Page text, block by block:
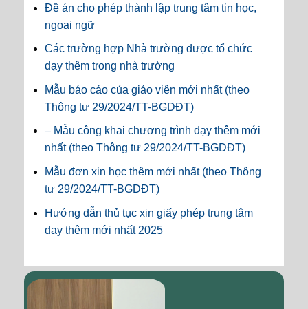
Đề án cho phép thành lập trung tâm tin học,
ngoại ngữ
Các trường hợp Nhà trường được tổ chức
dạy thêm trong nhà trường
Mẫu báo cáo của giáo viên mới nhất (theo
Thông tư 29/2024/TT-BGDĐT)
– Mẫu công khai chương trình dạy thêm mới
nhất (theo Thông tư 29/2024/TT-BGDĐT)
Mẫu đơn xin học thêm mới nhất (theo Thông
tư 29/2024/TT-BGDĐT)
Hướng dẫn thủ tục xin giấy phép trung tâm
dạy thêm mới nhất 2025